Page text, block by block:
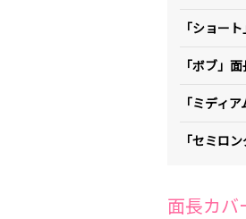
「ショー
「ボブ」
「ミディ
「セミロ
面長カバ